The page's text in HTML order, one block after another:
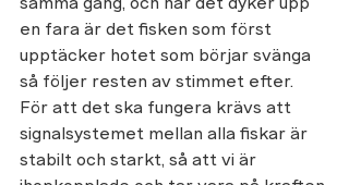
en fara är det fisken som först
upptäcker hotet som börjar svänga
så följer resten av stimmet efter.
För att det ska fungera krävs att
signalsystemet mellan alla fiskar är
stabilt och starkt, så att vi är